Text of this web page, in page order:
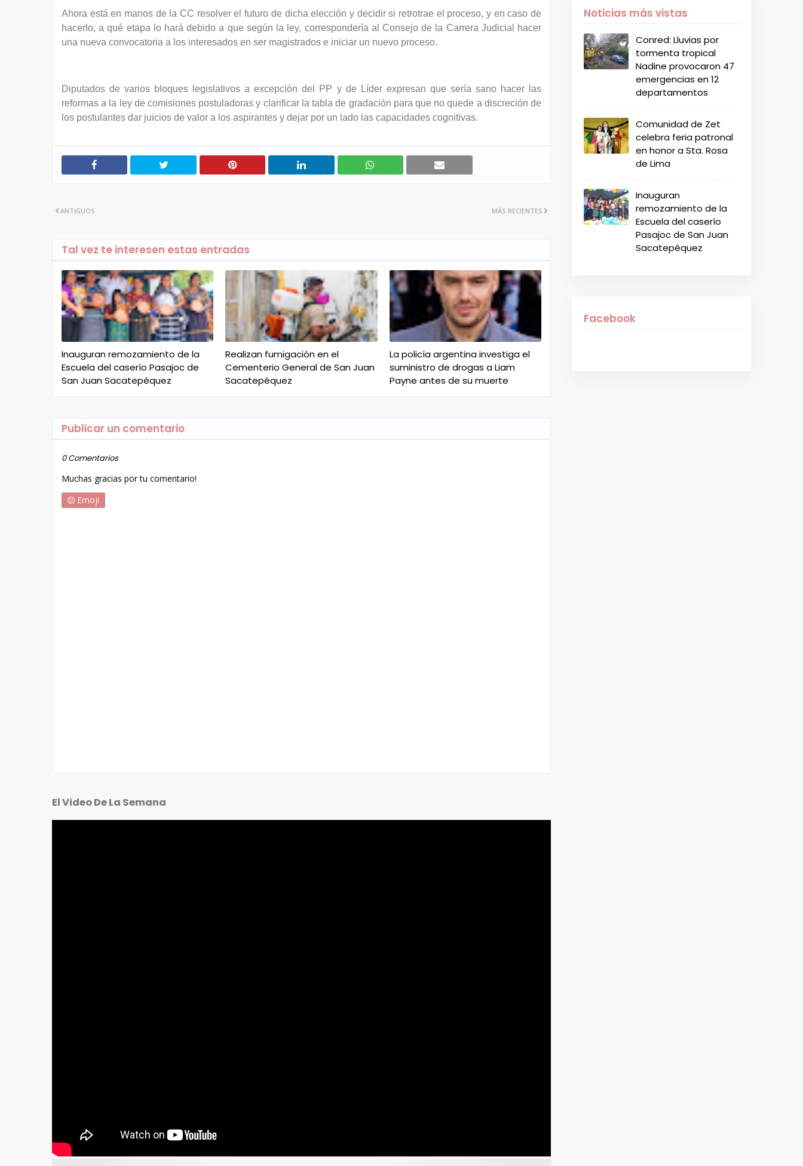
Ahora está en manos de la CC resolver el futuro de dicha elección y decidir si retrotrae el proceso, y en caso de
hacerlo, a qué etapa lo hará debido a que según la ley, correspondería al Consejo de la Carrera Judicial hacer
una nueva convocatoria a los interesados en ser magistrados e iniciar un nuevo proceso.
Diputados de varios bloques legislativos a excepción del PP y de Líder expresan que sería sano hacer las
reformas a la ley de comisiones postuladoras y clarificar la tabla de gradación para que no quede a discreción de
los postulantes dar juicios de valor a los aspirantes y dejar por un lado las capacidades cognitivas.
MÁS RECIENTES
ANTIGUOS
Tal vez te interesen estas entradas
Inauguran remozamiento de la
Escuela del caserío Pasajoc de
San Juan Sacatepéquez
Realizan fumigación en el
Cementerio General de San Juan
Sacatepéquez
La policía argentina investiga el
suministro de drogas a Liam
Payne antes de su muerte
Publicar un comentario
0 Comentarios
Muchas gracias por tu comentario!
Emoji
El Video De La Semana
Noticias más vistas
Conred: Lluvias por
tormenta tropical
Nadine provocaron 47
emergencias en 12
departamentos
Comunidad de Zet
celebra feria patronal
en honor a Sta. Rosa
de Lima
Inauguran
remozamiento de la
Escuela del caserío
Pasajoc de San Juan
Sacatepéquez
Facebook